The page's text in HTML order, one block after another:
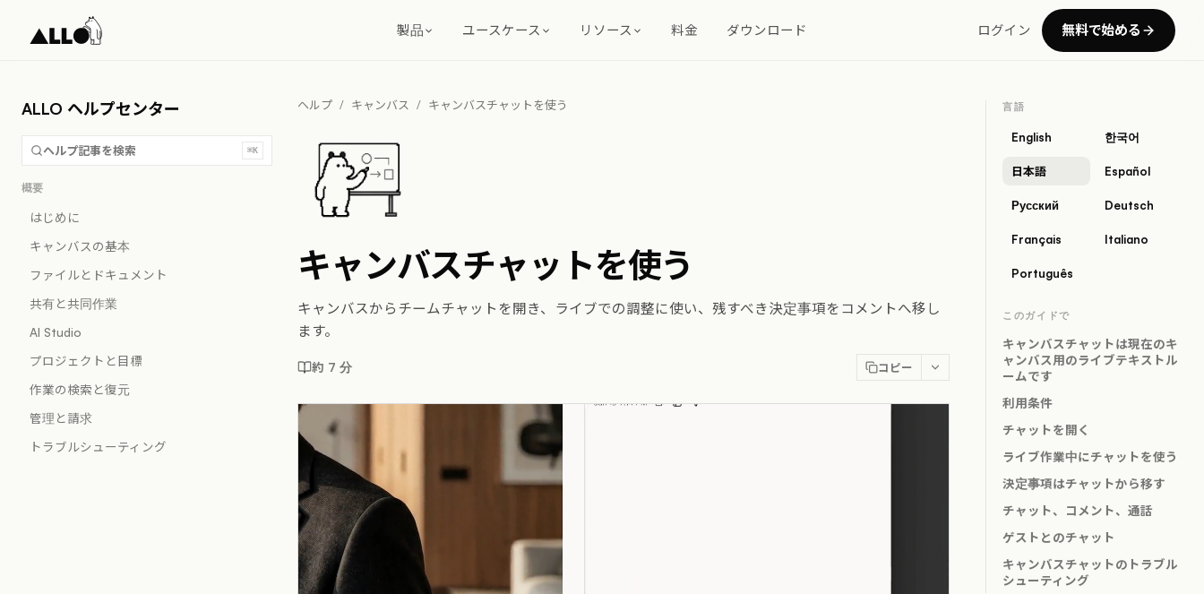
製品 ユースケース リソース 料金 ダウンロード ログイン 無料で始める
ALLO ヘルプセンター
ヘルプ記事を検索 ⌘K
概要
はじめに
キャンバスの基本
ファイルとドキュメント
共有と共同作業
AI Studio
プロジェクトと目標
作業の検索と復元
管理と請求
トラブルシューティング
ヘルプ / キャンバス / キャンバスチャットを使う
キャンバスチャットを使う
キャンバスからチームチャットを開き、ライブでの調整に使い、残すべき決定事項をコメントへ移し
ます。
約 7 分 コピー
言語
English 한국어
日本語 Español
Русский Deutsch
Français Italiano
Português
このガイドで
キャンバスチャットは現在のキ
ャンバス用のライブテキストル
ームです
利用条件
チャットを開く
ライブ作業中にチャットを使う
決定事項はチャットから移す
チャット、コメント、通話
ゲストとのチャット
キャンバスチャットのトラブル
シューティング